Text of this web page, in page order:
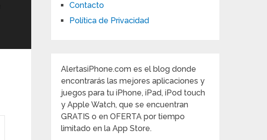
Contacto
Política de Privacidad
AlertasiPhone.com es el blog donde
encontrarás las mejores aplicaciones y
juegos para tu iPhone, iPad, iPod touch
y Apple Watch, que se encuentran
GRATIS o en OFERTA por tiempo
limitado en la App Store.